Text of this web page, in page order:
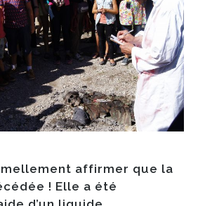
affirmer que la
! Elle a été